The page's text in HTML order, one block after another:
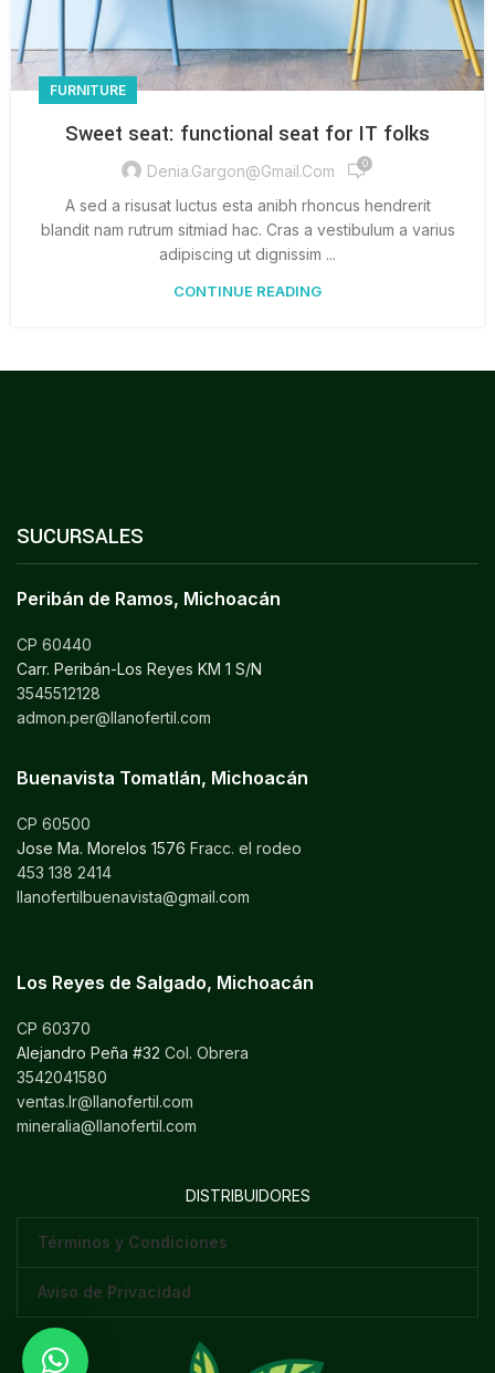
FURNITURE
Sweet seat: functional seat for IT folks
Denia.gargon@gmail.com 0
A sed a risusat luctus esta anibh rhoncus hendrerit
blandit nam rutrum sitmiad hac. Cras a vestibulum a varius
adipiscing ut dignissim ...
CONTINUE READING
SUCURSALES
Peribán de Ramos, Michoacán
CP 60440
Carr. Peribán-Los Reyes KM 1 S/N
3545512128
admon.per@llanofertil.com
Buenavista Tomatlán, Michoacán
CP 60500
Jose Ma. Morelos 1576 Fracc. el rodeo
453 138 2414
llanofertilbuenavista@gmail.com
Los Reyes de Salgado, Michoacán
CP 60370
Alejandro Peña #32 Col. Obrera
3542041580
ventas.lr@llanofertil.com
mineralia@llanofertil.com
DISTRIBUIDORES
Términos y Condiciones
Aviso de Privacidad